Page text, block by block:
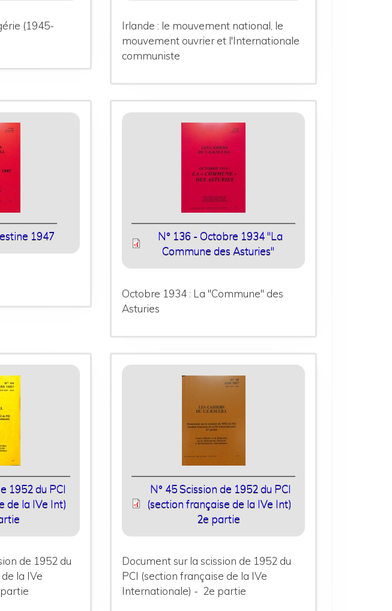
(1945-
Irlande : le mouvement national, le
mouvement ouvrier et l'Internationale
communiste
1947
N° 136 - Octobre 1934 "La
Commune des Asturies"
Octobre 1934 : La "Commune" des
Asturies
1952 du PCI
de la IVe Int)
de 1952 du
la IVe
N° 45 Scission de 1952 du PCI
(section française de la IVe Int)
2e partie
Document sur la scission de 1952 du
PCI (section française de la IVe
Internationale) - 2e partie